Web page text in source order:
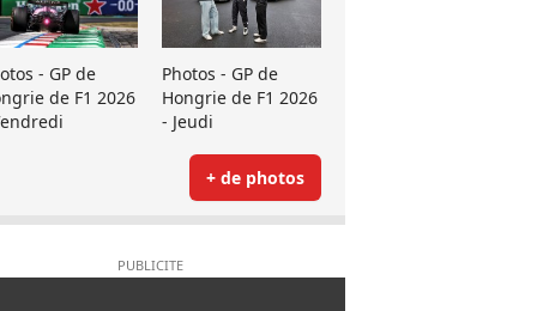
- GP de
de F1 2026
Photos - GP de
Hongrie de F1 2026
- Jeudi
+ de photos